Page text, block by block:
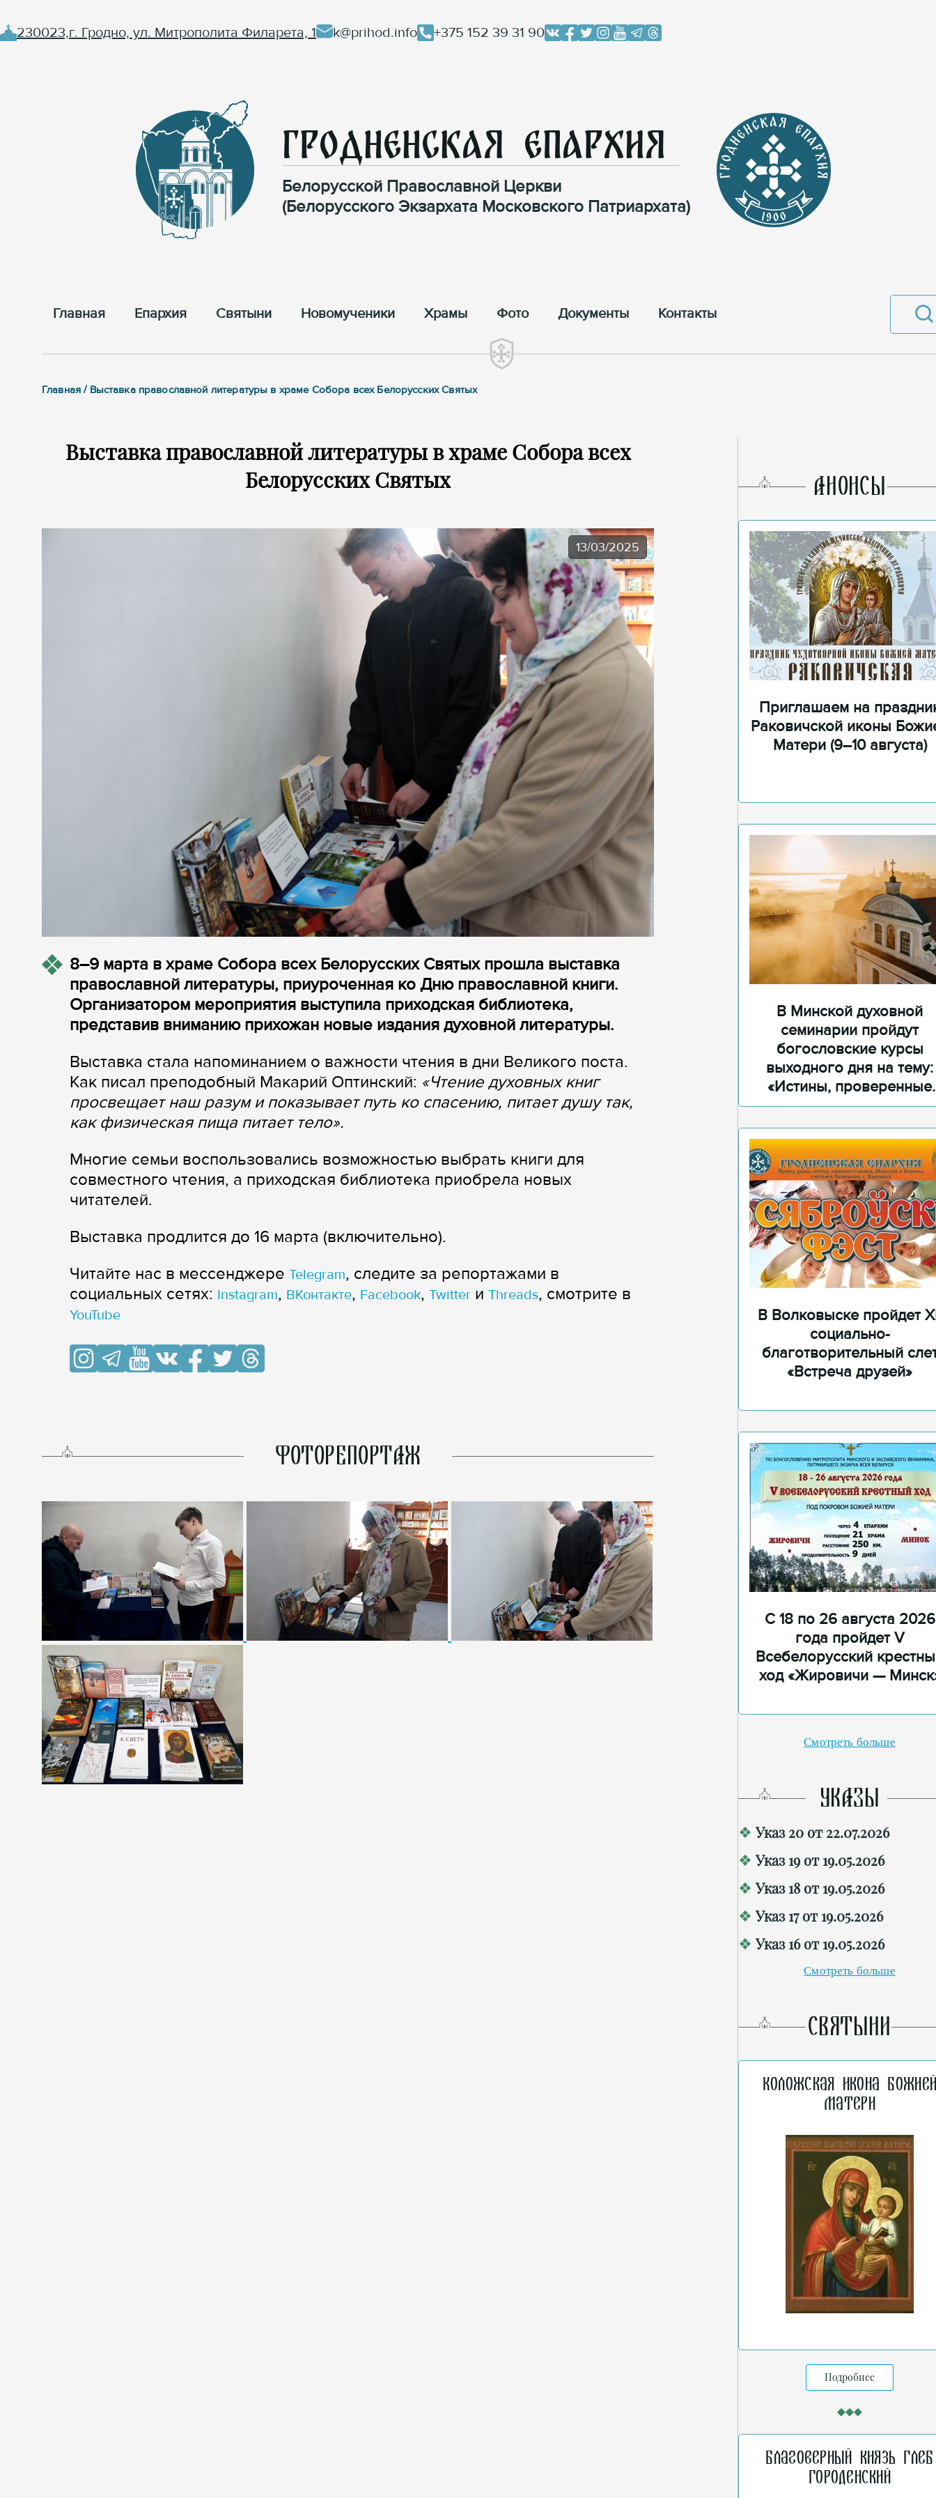
230023,г. Гродно, ул. Митрополита Филарета, 1 k@prihod.info +375 152 39 31 90
Гродненская Епархия
Белорусской Православной Церкви
(Белорусского Экзархата Московского Патриархата)
Главная Епархия Cвятыни Новомученики Храмы Фото Документы Контакты
Главная / Выставка православной литературы в храме Собора всех Белорусских Святых
Выставка православной литературы в храме Собора всех
Белорусских Святых
13/03/2025
8–9 марта в храме Собора всех Белорусских Святых прошла выставка
православной литературы, приуроченная ко Дню православной книги.
Организатором мероприятия выступила приходская библиотека,
представив вниманию прихожан новые издания духовной литературы.
Выставка стала напоминанием о важности чтения в дни Великого поста.
Как писал преподобный Макарий Оптинский: «Чтение духовных книг
просвещает наш разум и показывает путь ко спасению, питает душу так,
как физическая пища питает тело».
Многие семьи воспользовались возможностью выбрать книги для
совместного чтения, а приходская библиотека приобрела новых
читателей.
Выставка продлится до 16 марта (включительно).
Читайте нас в мессенджере Telegram, следите за репортажами в
cоциальных сетях: Instagram, ВКонтакте, Facebook, Twitter и Threads, смотрите в
YouTube
ФОТОРЕПОРТАЖ
AНОНСЫ
Приглашаем на
Раковичской иконы
Матери (9–10 августа)
В Минской духовной
семинарии пройдут
богословские курсы
выходного дня на тему:
«Истины, проверенные
временем»
В Волковыске пройдет
социально-
благотворительный
«Встреча друзей»
С 18 по 26 августа 2026
года пройдет V
Всебелорусский
ход «Жировичи —
Смотреть больше
УКАЗЫ
Указ 20 от 22.07.2026
Указ 19 от 19.05.2026
Указ 18 от 19.05.2026
Указ 17 от 19.05.2026
Указ 16 от 19.05.2026
Смотреть больше
СВЯТЫНИ
Коложская икона
Матери
Подробнее
Благоверный князь Глеб
Городенский